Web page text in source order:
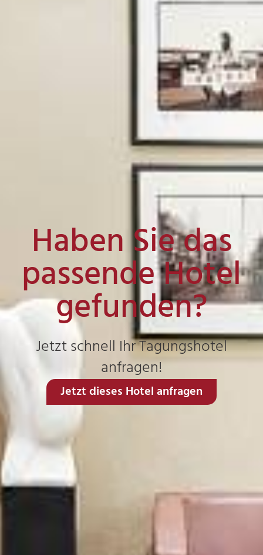
Haben Sie das
passende Hotel
gefunden?
Jetzt schnell Ihr Tagungshotel
anfragen!
Jetzt dieses Hotel anfragen